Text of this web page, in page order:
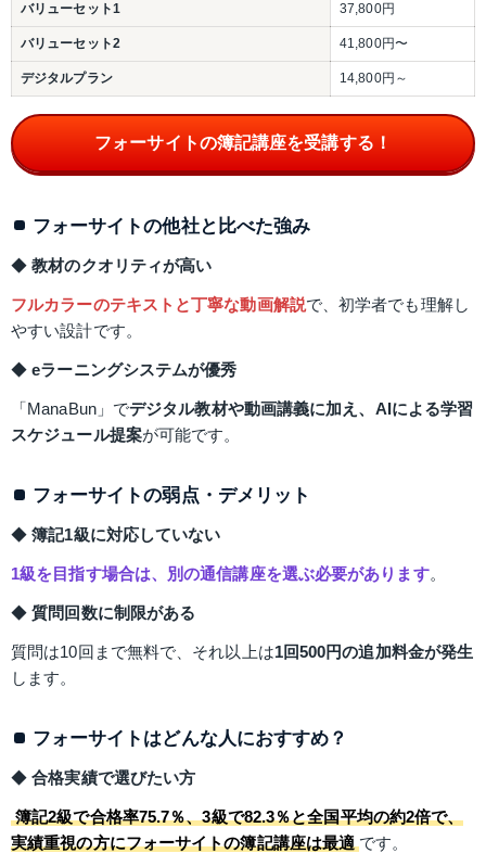
バリューセット1 37,800円
バリューセット2 41,800円〜
デジタルプラン 14,800円～
フォーサイトの簿記講座を受講する！
フォーサイトの他社と比べた強み
◆ 教材のクオリティが高い
フルカラーのテキストと丁寧な動画解説で、初学者でも理解し
やすい設計です。
◆ eラーニングシステムが優秀
「ManaBun」でデジタル教材や動画講義に加え、AIによる学習
スケジュール提案が可能です。
フォーサイトの弱点・デメリット
◆ 簿記1級に対応していない
1級を目指す場合は、別の通信講座を選ぶ必要があります。
◆ 質問回数に制限がある
質問は10回まで無料で、それ以上は1回500円の追加料金が発生
します。
フォーサイトはどんな人におすすめ？
◆ 合格実績で選びたい方
簿記2級で合格率75.7％、3級で82.3％と全国平均の約2倍で、
実績重視の方にフォーサイトの簿記講座は最適 です。